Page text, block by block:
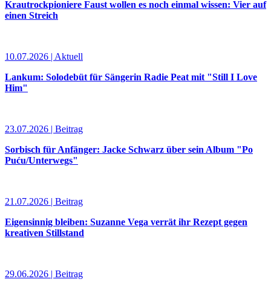
Krautrockpioniere Faust wollen es noch einmal wissen: Vier auf
einen Streich
10.07.2026 | Aktuell
Lankum: Solodebüt für Sängerin Radie Peat mit "Still I Love
Him"
23.07.2026 | Beitrag
Sorbisch für Anfänger: Jacke Schwarz über sein Album "Po
Puću/Unterwegs"
21.07.2026 | Beitrag
Eigensinnig bleiben: Suzanne Vega verrät ihr Rezept gegen
kreativen Stillstand
29.06.2026 | Beitrag